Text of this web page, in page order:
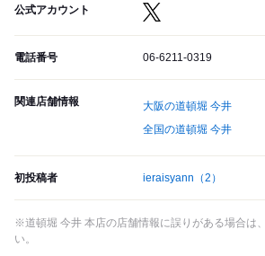
公式アカウント
電話番号 06-6211-0319
関連店舗情報
大阪の道頓堀 今井
全国の道頓堀 今井
初投稿者 ieraisyann （2）
※道頓堀 今井 本店の店舗情報に誤りがある場合は
い。